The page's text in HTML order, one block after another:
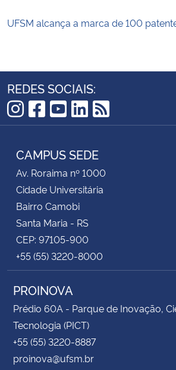
UFSM alcança a marca de 100
REDES SOCIAIS:
Instagram
Facebook
YouTube
LinkedIn
RSS
CAMPUS SEDE
Av. Roraima nº 1000
Cidade Universitária
Bairro Camobi
Santa Maria - RS
CEP: 97105-900
+55 (55) 3220-8000
PROINOVA
Prédio 60A - Parque de Inovação,
Tecnologia (PICT)
+55 (55) 3220-8887
proinova@ufsm.br